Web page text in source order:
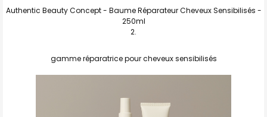
Authentic Beauty Concept - Baume Réparateur Cheveux Sensibilisés -
250ml
gamme réparatrice pour cheveux sensibilisés